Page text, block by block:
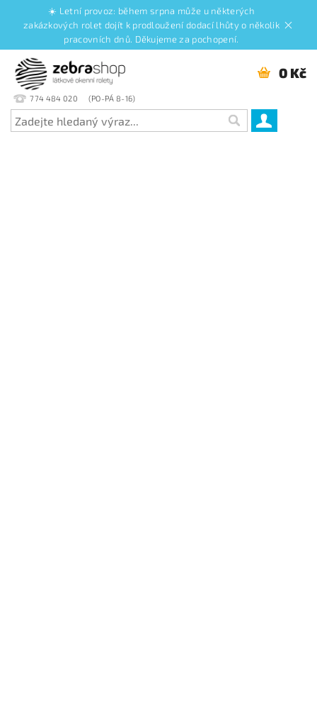
☀️ Letní provoz: během srpna může u některých
zakázkových rolet dojít k prodloužení dodací lhůty o několik
pracovních dnů. Děkujeme za pochopení.
774 484 020
0 Kč